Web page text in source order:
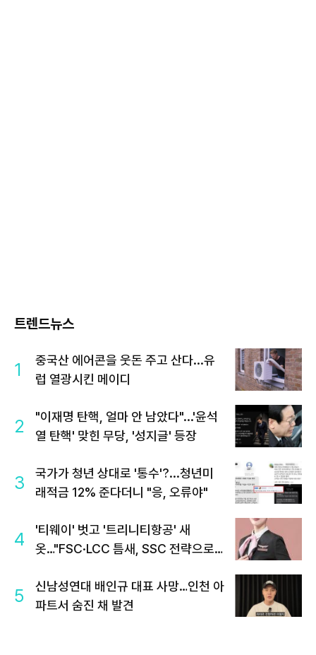
트렌드뉴스
1
중국산 에어콘을 웃돈 주고 산다...유
럽 열광시킨 메이디
2
"이재명 탄핵, 얼마 안 남았다"...'윤석
열 탄핵' 맞힌 무당, '성지글' 등장
3
국가가 청년 상대로 '통수'?...청년미
래적금 12% 준다더니 "응, 오류야"
4
'티웨이' 벗고 '트리니티항공' 새
옷…"FSC·LCC 틈새, SSC 전략으로
5
신남성연대 배인규 대표 사망…인천 아
파트서 숨진 채 발견